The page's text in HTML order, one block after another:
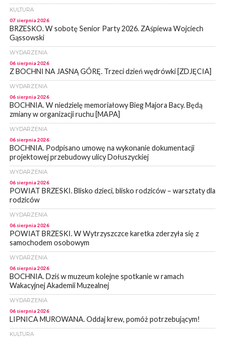
KULTURA
07 sierpnia 2026
BRZESKO. W sobotę Senior Party 2026. ZAśpiewa Wojciech
Gąssowski
WYDARZENIA
06 sierpnia 2026
Z BOCHNI NA JASNĄ GÓRĘ. Trzeci dzień wędrówki [ZDJĘCIA]
WYDARZENIA
06 sierpnia 2026
BOCHNIA. W niedzielę memoriałowy Bieg Majora Bacy. Będą
zmiany w organizacji ruchu [MAPA]
WYDARZENIA
06 sierpnia 2026
BOCHNIA. Podpisano umowę na wykonanie dokumentacji
projektowej przebudowy ulicy Dołuszyckiej
WYDARZENIA
06 sierpnia 2026
POWIAT BRZESKI. Blisko dzieci, blisko rodziców – warsztaty dla
rodziców
WYDARZENIA
06 sierpnia 2026
POWIAT BRZESKI. W Wytrzyszczce karetka zderzyła się z
samochodem osobowym
WYDARZENIA
06 sierpnia 2026
BOCHNIA. Dziś w muzeum kolejne spotkanie w ramach
Wakacyjnej Akademii Muzealnej
WYDARZENIA
06 sierpnia 2026
LIPNICA MUROWANA. Oddaj krew, pomóż potrzebującym!
KULTURA